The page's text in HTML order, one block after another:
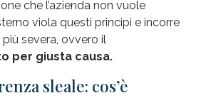
che l’azienda non vuole
viola questi principi e incorre
severa, ovvero il
per giusta causa.
sleale: cos’è